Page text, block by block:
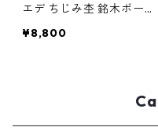
エデ ちじみ杢 銘木ボール
ルペン パーカータイプ SP
¥8,800